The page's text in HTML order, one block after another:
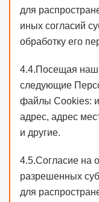
для
иных согласий
обработку его
4.4.Посещая
следующие
файлы Cookies:
адрес, адрес
и другие.
4.5.Согласие на
разрешенных
для